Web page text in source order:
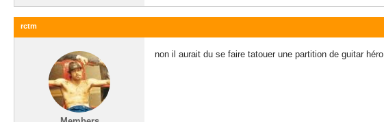
rctm
non il aurait du se faire tatouer une partition de guitar héro